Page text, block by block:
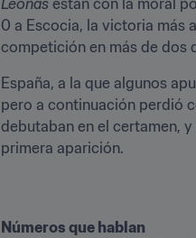
0 a Escocia, la victoria más
competición en más de dos
España, a la que algunos
pero a continuación perdió
debutaban en el certamen,
primera aparición.
Números que hablan